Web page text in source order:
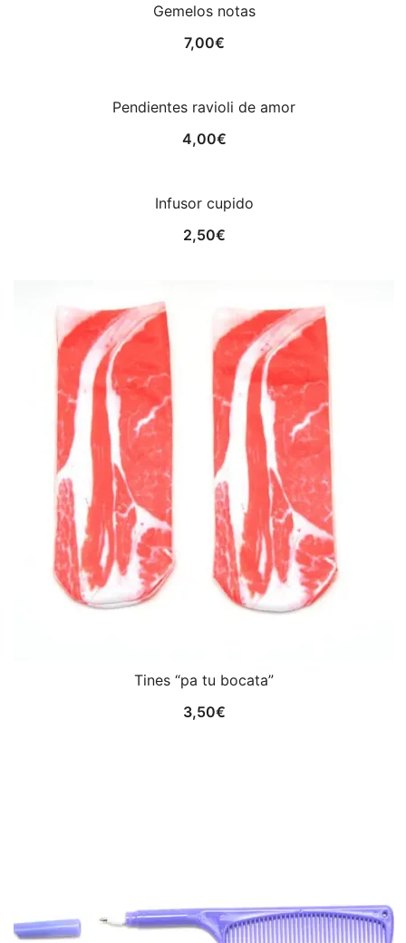
Gemelos notas
7,00€
Pendientes ravioli de amor
4,00€
Infusor cupido
2,50€
Tines “pa tu bocata”
3,50€